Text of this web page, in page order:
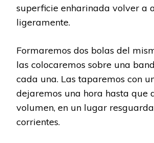
superficie enharinada volver a
ligeramente.
Formaremos dos bolas del
las colocaremos sobre una
cada una. Las taparemos con
dejaremos una hora hasta que
volumen, en un lugar
corrientes.